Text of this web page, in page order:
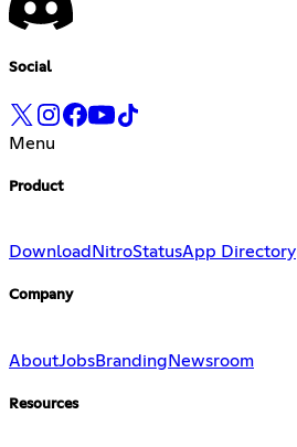
Social
Menu
Product
Download NitroStatusApp Directory
Company
AboutJobsBrandingNewsroom
Resources